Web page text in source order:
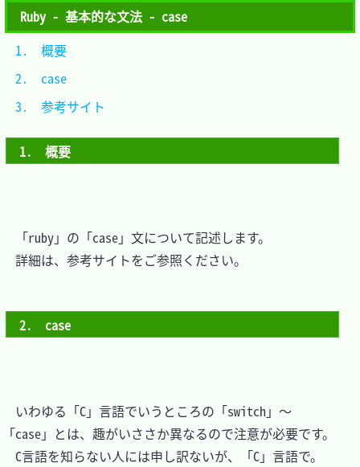
Ruby - 基本的な文法 - case
1.　概要
「ruby」の「case」文について記述します。
詳細は、参考サイトをご参照ください。
2.　case
いわゆる「C」言語でいうところの「switch」～
「case」とは、趣がいささか異なるので注意が必要です。
C言語を知らない人には申し訳ないが、「C」言語で。